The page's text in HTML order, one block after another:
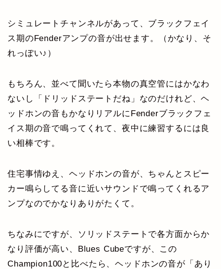
シミュレートチャンネルがあって、ブラックフェイ
ス期のFenderアンプの音が出せます。（かなり、そ
れっぽい♪）
もちろん、並べて聞いたら本物の真空管にはかなわ
ないし「ドリッドステートだね」なのだけれど、ヘ
ッドホンの音もかなりリアルにFenderブラックフェ
イス期の音で鳴ってくれて、夜中に練習するには良
い相棒です。
住宅事情ゆえ、ヘッドホンの音が、ちゃんとスピー
カー鳴らしてる音に近いサウンドで鳴ってくれるア
ンプなのでかなりありがたくて。
ちなみにですが、ソリッドステートで各方面からか
なり評価が高い、Blues Cubeですが、この
Champion100と比べたら、ヘッドホンの音が「あり